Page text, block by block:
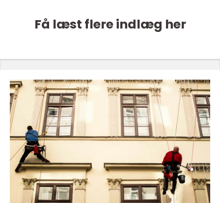
Få læst flere indlæg her